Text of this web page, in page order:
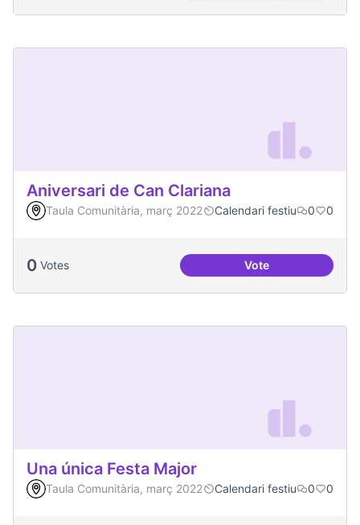
Aniversari de Can Clariana
Taula Comunitària, març 2022 Calendari festiu 0 0
0 Votes VoteAniversari de Can
Una única Festa Major
Taula Comunitària, març 2022 Calendari festiu 0 0